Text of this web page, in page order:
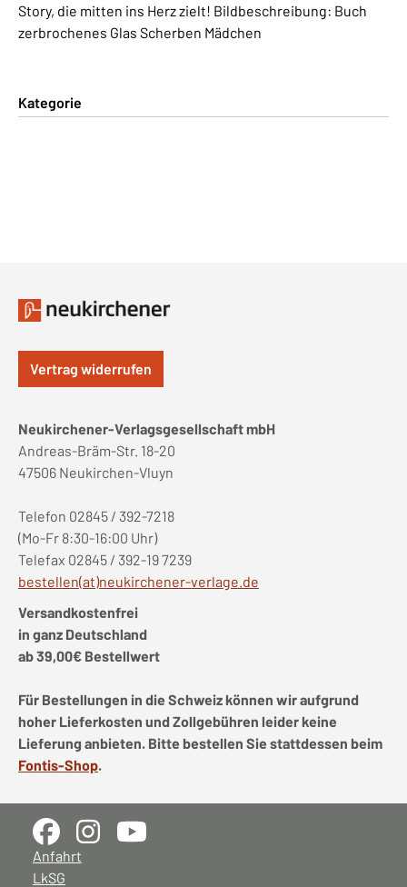
Story, die mitten ins Herz zielt! Bildbeschreibung: Buch
zerbrochenes Glas Scherben Mädchen
Kategorie
Vertrag widerrufen
Neukirchener-Verlagsgesellschaft mbH
Andreas-Bräm-Str. 18-20
47506 Neukirchen-Vluyn
Telefon 02845 / 392-7218
(Mo-Fr 8:30-16:00 Uhr)
Telefax 02845 / 392-19 7239
bestellen(at)neukirchener-verlage.de
Versandkostenfrei
in ganz Deutschland
ab 39,00€ Bestellwert
Für Bestellungen in die Schweiz können wir aufgrund
hoher Lieferkosten und Zollgebühren leider keine
Lieferung anbieten. Bitte bestellen Sie stattdessen beim
Fontis-Shop.
Anfahrt
LkSG